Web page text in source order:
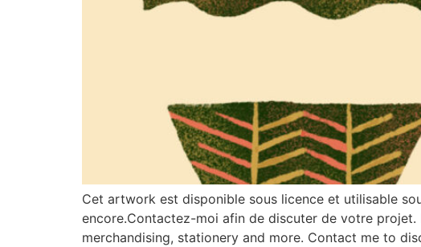
Cet artwork est disponible sous licence et utilisable
encore.Contactez-moi afin de discuter de votre
merchandising, stationery and more. Contact me to